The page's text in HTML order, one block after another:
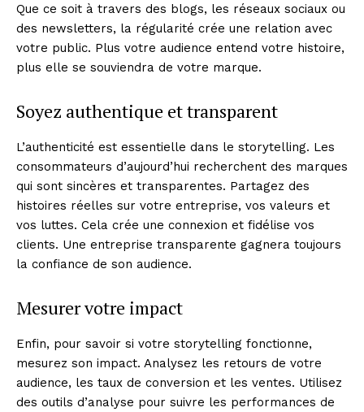
Que ce soit à travers des blogs, les réseaux sociaux ou
des newsletters, la régularité crée une relation avec
votre public. Plus votre audience entend votre histoire,
plus elle se souviendra de votre marque.
Soyez authentique et transparent
L’authenticité est essentielle dans le storytelling. Les
consommateurs d’aujourd’hui recherchent des marques
qui sont sincères et transparentes. Partagez des
histoires réelles sur votre entreprise, vos valeurs et
vos luttes. Cela crée une connexion et fidélise vos
clients. Une entreprise transparente gagnera toujours
la confiance de son audience.
Mesurer votre impact
Enfin, pour savoir si votre storytelling fonctionne,
mesurez son impact. Analysez les retours de votre
audience, les taux de conversion et les ventes. Utilisez
des outils d’analyse pour suivre les performances de